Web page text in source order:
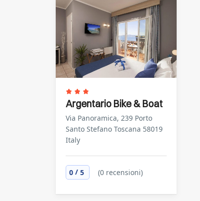
Argentario Bike & Boat
Via Panoramica, 239 Porto
Santo Stefano Toscana 58019
Italy
0 / 5 (0 recensioni)